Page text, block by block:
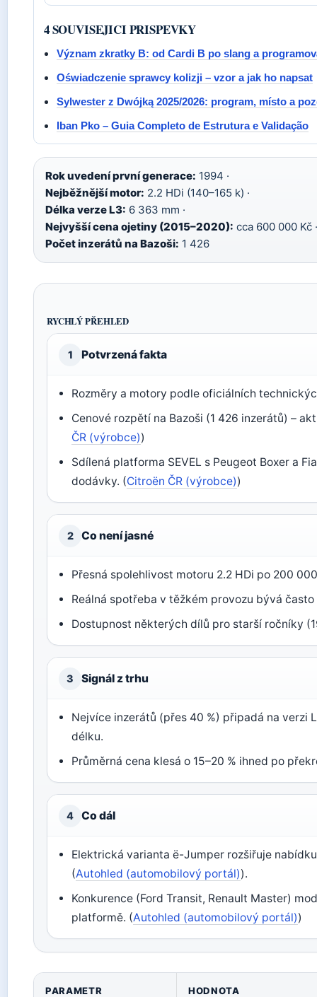
4 SOUVISEJICI PRISPEVKY
Význam zkratky B: od Cardi B po slang a
Oświadczenie sprawcy kolizji – vzor a jak ho napsat
Sylwester z Dwójką 2025/2026: program, místo a
Iban Pko – Guia Completo de Estrutura e Validação
Rok uvedení první generace: 1994 ·
Nejběžnější motor: 2.2 HDi (140–165 k) ·
Délka verze L3: 6 363 mm ·
Nejvyšší cena ojetiny (2015–2020): cca 600 000 Kč ·
Počet inzerátů na Bazoši: 1 426
RYCHLÝ PŘEHLED
1 Potvrzená fakta
Rozměry a motory podle oficiálních
Cenové rozpětí na Bazoši (1 426 inzerátů) –
ČR (výrobce))
Sdílená platforma SEVEL s Peugeot Boxer a
dodávky. (Citroën ČR (výrobce))
2 Co není jasné
Přesná spolehlivost motoru 2.2 HDi po 200
Reálná spotřeba v těžkém provozu bývá
Dostupnost některých dílů pro starší ročníky
3 Signál z trhu
Nejvíce inzerátů (přes 40 %) připadá na verzi
délku.
Průměrná cena klesá o 15–20 % ihned po
4 Co dál
Elektrická varianta ë-Jumper rozšiřuje
(Autohled (automobilový portál)).
Konkurence (Ford Transit, Renault Master)
platformě. (Autohled (automobilový portál))
PARAMETR HODNOTA